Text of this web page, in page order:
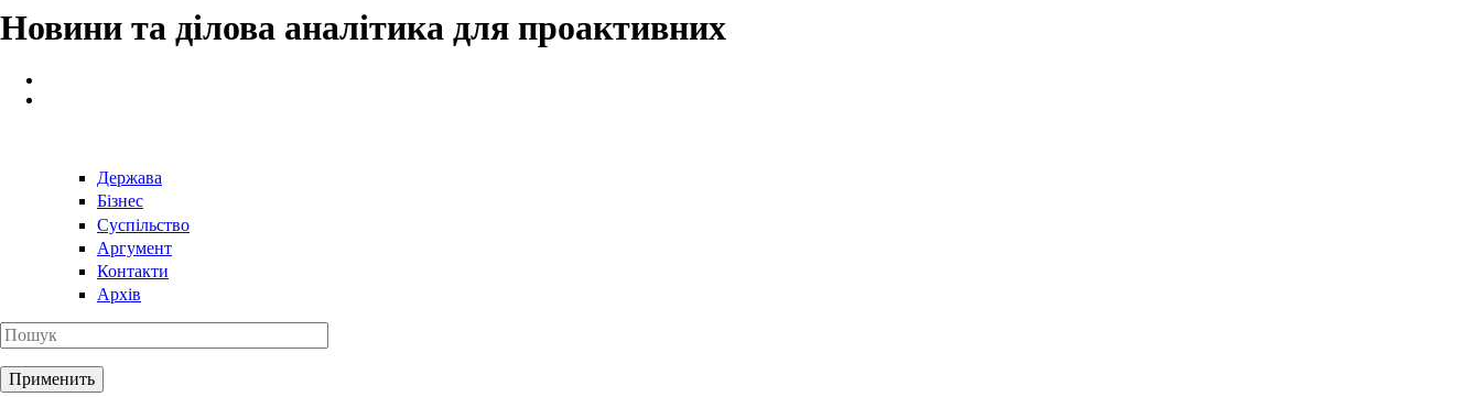
Новини та ділова аналітика для проактивних
Держава
Бізнес
Суспільство
Аргумент
Контакти
Архів